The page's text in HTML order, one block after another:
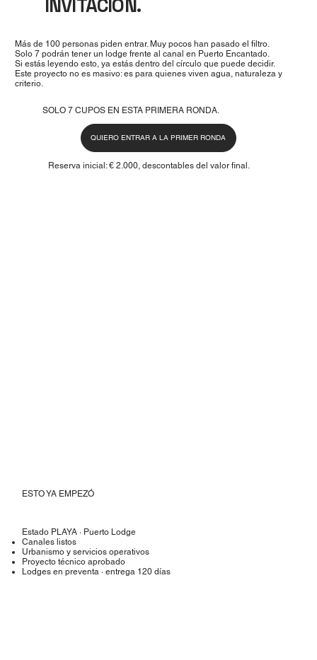
INVITACIÓN.
Más de 100 personas piden entrar. Muy pocos han pasado el filtro.
Solo 7 podrán tener un lodge frente al canal en Puerto Encantado.
Si estás leyendo esto, ya estás dentro del círculo que puede decidir.
Este proyecto no es masivo: es para quienes viven agua, naturaleza y
criterio.
SOLO 7 CUPOS EN ESTA PRIMERA RONDA.
QUIERO ENTRAR A LA PRIMER RONDA
Reserva inicial: € 2.000, descontables del valor final.
ESTO YA EMPEZÓ
Estado PLAYA · Puerto Lodge
Canales listos
Urbanismo y servicios operativos
Proyecto técnico aprobado
Lodges en preventa · entrega 120 días